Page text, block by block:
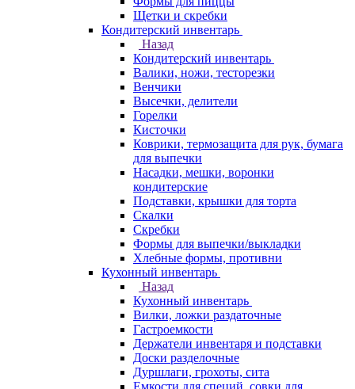
Щетки и скребки
Кондитерский инвентарь
Назад
Кондитерский инвентарь
Валики, ножи, тесторезки
Венчики
Высечки, делители
Горелки
Кисточки
Коврики, термозащита для рук, бумага
для выпечки
Насадки, мешки, воронки
кондитерские
Подставки, крышки для торта
Скалки
Скребки
Формы для выпечки/выкладки
Хлебные формы, противни
Кухонный инвентарь
Назад
Кухонный инвентарь
Вилки, ложки раздаточные
Гастроемкости
Держатели инвентаря и подставки
Доски разделочные
Дуршлаги, грохоты, сита
Емкости для специй, совки для